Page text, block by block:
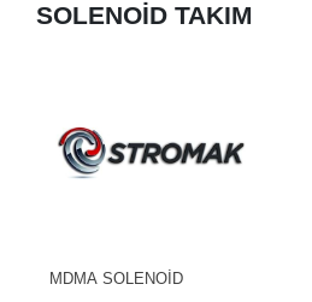
SOLENOİD TAKIM
MDMA SOLENOİD